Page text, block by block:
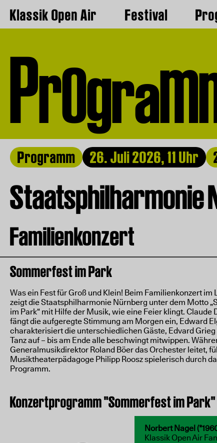
Klassik Open Air Festival
Program
Programm 26. Juli 2026, 11 Uhr
Staatsphilharmonie
Familienkonzert
Sommerfest im Park
Was ein Fest für Groß und Klein! Beim Familienkonzert im
zeigt die Staatsphilharmonie Nürnberg unter dem Motto
im Park“ mit Hilfe der Musik, wie eine Feier klingt. Claude
fängt die aufgeregte Stimmung am Morgen ein, Edward
charakterisiert die unterschiedlichen Gäste, Edvard Grieg
Tanz auf – bis am Ende alle beschwingt mitwippen.
Generalmusikdirektor Roland Böer das Orchester leitet,
Musiktheaterpädagoge Philipp Roosz spielerisch durch
Programm.
Konzertprogramm "Sommerfest im Park"
Norbert Nagel
Klassik Open Air